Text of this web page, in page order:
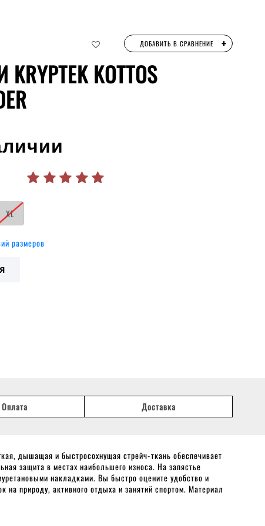
ДОБАВИТЬ В СРАВНЕНИЕ +
KOTTOS
XL
размеров
Оплата Доставка
дышащая и быстросохнущая стрейч-ткань обеспечивает
защита в местах наибольшего износа. На запястье
накладками. Вы быстро оцените удобство и
природу, активного отдыха и занятий спортом. Материал